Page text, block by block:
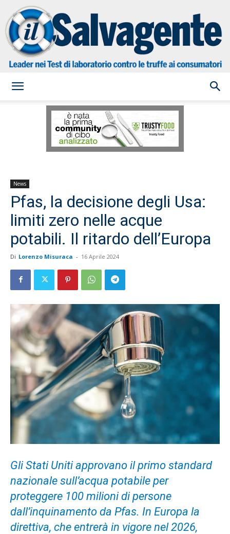
Salvagente
News
Pfas, la decisione degli Usa:
limiti zero nelle acque
potabili. Il ritardo dell’Europa
Di Lorenzo Misuraca - 16 Aprile 2024
Gli Stati Uniti approvano il primo standard
nazionale sull’acqua potabile per
proteggere 100 milioni di persone
dall’inquinamento da Pfas. In Europa la
direttiva, che entrerà in vigore nel 2026,